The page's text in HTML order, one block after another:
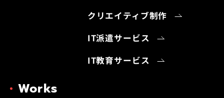
クリエイティブ制作
IT派遣サービス
IT教育サービス
Works